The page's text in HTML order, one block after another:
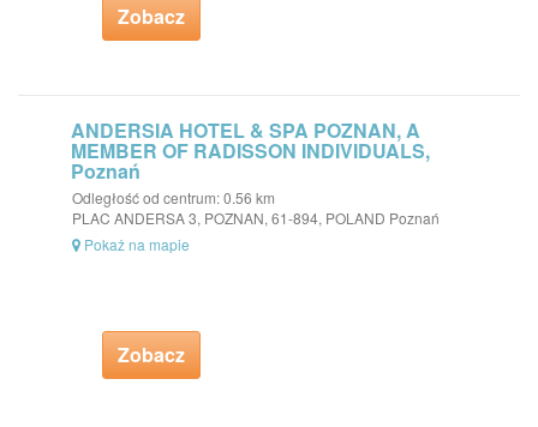
Zobacz
ANDERSIA HOTEL & SPA POZNAN, A
MEMBER OF RADISSON INDIVIDUALS,
Poznań
Odległość od centrum: 0.56 km
PLAC ANDERSA 3, POZNAN, 61-894, POLAND Poznań
Pokaż na mapie
Zobacz